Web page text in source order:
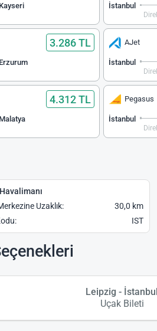
Kayseri İstanbul
3.286 TL
Erzurum
AJet
İstanbul
4.312 TL
Malatya
Pegasus
İstanbul
Uzaklık:
30,0 km
IST
Leipzig - İstanbul
Uçak Bileti